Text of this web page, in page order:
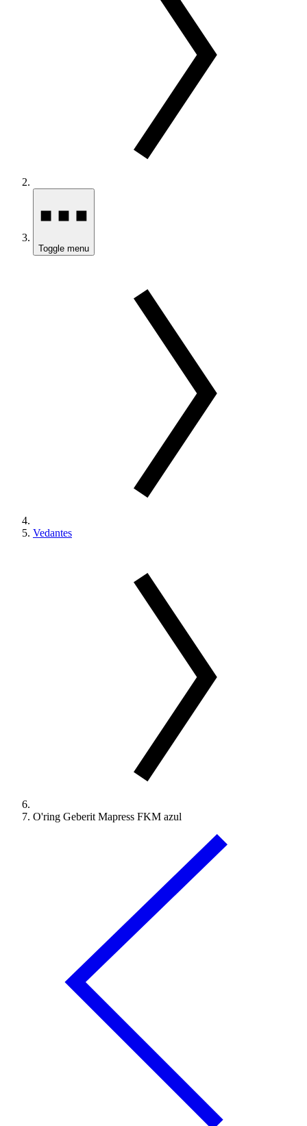
Toggle menu
Vedantes
O'ring Geberit Mapress FKM azul